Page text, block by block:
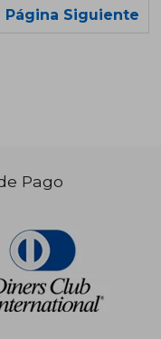
Página Siguiente
Pago